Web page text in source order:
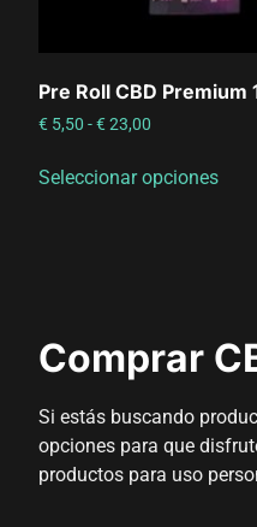
Pre Roll CBD Premium
€ 5,50 -€ 23,00
Seleccionar opciones
Comprar
Si estás buscando
opciones para que
productos para uso